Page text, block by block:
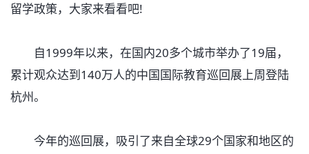
留学政策，大家来看看吧!
自1999年以来，在国内20多个城市举办了19届，
累计观众达到140万人的中国国际教育巡回展上周登陆
杭州。
今年的巡回展，吸引了来自全球29个国家和地区的